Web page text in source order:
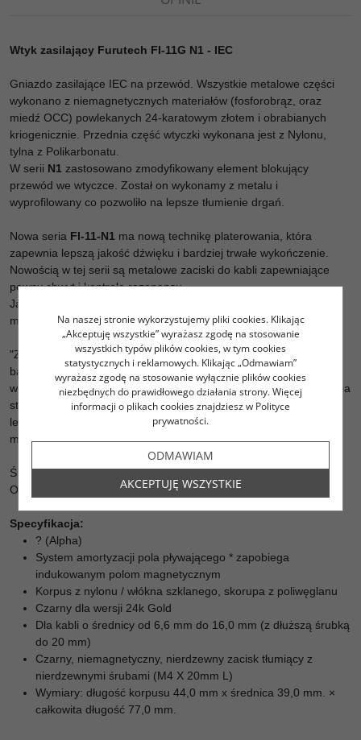
Wtyk zasilający Furutech FI-11G N1 - IEC
Gniazdo zasilające IEC na przewód. Wszystkie metalowe części
wykonano z niemagnetycznych materiałów (fosforobrąz, oraz
miedź OCC) powlekanych 24-karatowym złotem i obrabianych
kriogenicznie. Przednia część wtyczki wykonana jest z Nylonu,
tylna z Polikarbonatu.
W serii N1 zastosowano zmodyfikowany element blokujący
przewód we wtyczce. Został on wykonamy z metalu i
wyprofilowany co pozwoliło na lepsze tłumienie drgań.
Nowa seria FI-11-N1 ma nową technikę platerowania, która
zapewnia lepszą jakość dźwięku i bardziej trwałe wykończenie.
Nowością w tej serii są metalowe zaciski do kabli zapewniające
pewny chwyt i kontrolę rezonansu.
Japoński komentator audio, Masamitsu Fukuda, na nowym wtyku
mówi:
"Złocenie jest idealne dla entuzjastów, którzy wolą płynne, ciepłe i
bardziej miękkie brzmienie. Z nieco grubszą warstwą złocenia niż
wcześniej, dźwięk jest bardziej precyzyjny w odbiorze, co zapewnia
stabilną scenę dźwiękową i płynniejszy balans tonalny. Dzięki
lepszej reakcji i dynamice, nowy wtyk zapewnia szczegółowy,
mocny bas i ogólnie wyrazisty dźwięk ... "
Średnica zewnętrzna przewodu 6,6 - 18 mm.
Obciążenie 10A/250V AC.
Specyfikacja:
? (Alpha)
System amortyzacji pola pływającego * zapobiega
indukowanym polom magnetycznym
Korpus z nylonu / włókna szklanego, skorupa z poliwęglanu
Czarny dla wersji 24k Gold
Dla kabli o średnicy od 6,6 mm do 16,0 mm (z dłuższą śrubką
do 20 mm)
Czarny, niemagnetyczny, nierdzewny zacisk tłumiący z
nierdzewnymi śrubami (M4 X 20mm L)
Wymiary: długość korpusu 44,0 mm x średnica 39,0 mm. ×
całkowita długość 77,0 mm.
Na naszej stronie wykorzystujemy pliki cookies. Klikając
„Akceptuję wszystkie” wyrażasz zgodę na stosowanie
wszystkich typów plików cookies, w tym cookies
statystycznych i reklamowych. Klikając „Odmawiam”
wyrażasz zgodę na stosowanie wyłącznie plików cookies
niezbędnych do prawidłowego działania strony. Więcej
informacji o plikach cookies znajdziesz w Polityce
prywatności.
ODMAWIAM
AKCEPTUJĘ WSZYSTKIE